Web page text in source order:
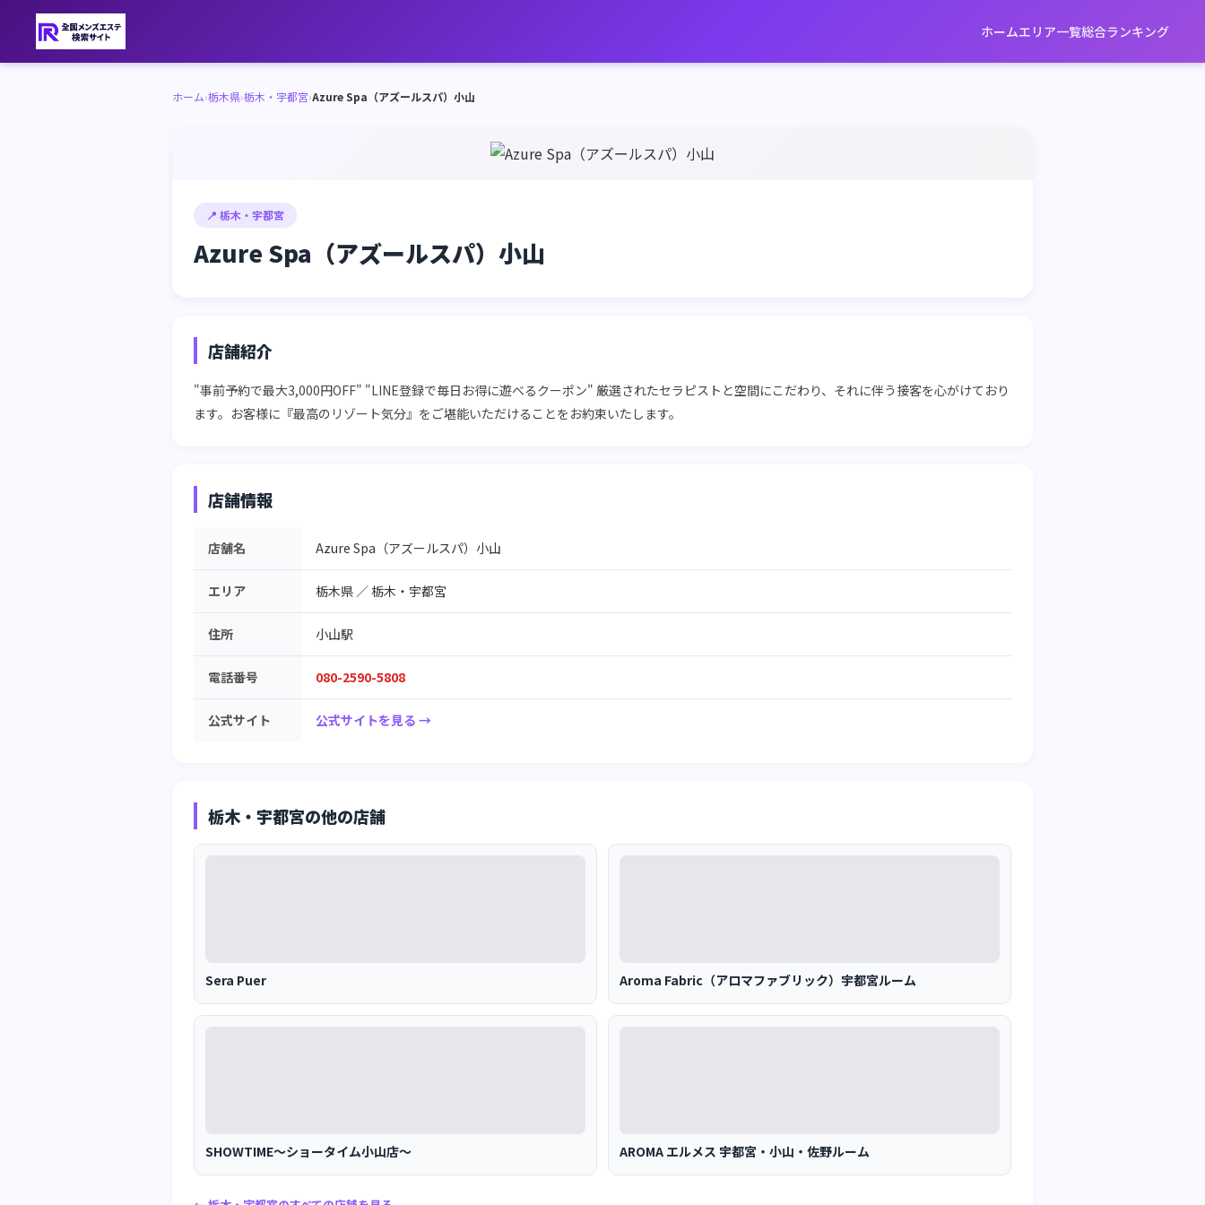
ホームエリア一覧総合ランキング
ホーム›栃木県›栃木・宇都宮›Azure Spa（アズールスパ）小山
📍 栃木・宇都宮
Azure Spa（アズールスパ）小山
店舗紹介
"事前予約で最大3,000円OFF" "LINE登録で毎日お得に遊べるクーポン" 厳選されたセラピストと空間にこだわり、それに伴う接客を心がけており
ます。お客様に『最高のリゾート気分』をご堪能いただけることをお約束いたします。
店舗情報
店舗名 Azure Spa（アズールスパ）小山
エリア 栃木県 ／栃木・宇都宮
住所 小山駅
電話番号 080-2590-5808
公式サイト 公式サイトを見る →
栃木・宇都宮の他の店舗
Sera Puer Aroma Fabric（アロマファブリック）宇都宮ルーム
SHOWTIME～ショータイム小山店～ AROMA エルメス 宇都宮・小山・佐野ルーム